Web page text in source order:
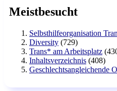
Meistbesucht
Selbsthilfeorganisation
Diversity (729)
Trans* am Arbeitsplatz
Inhaltsverzeichnis (408)
Geschlechtsangleichende